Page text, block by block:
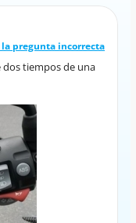
la pregunta incorrecta
dos tiempos de una
1
/
10
dos tiempos de una